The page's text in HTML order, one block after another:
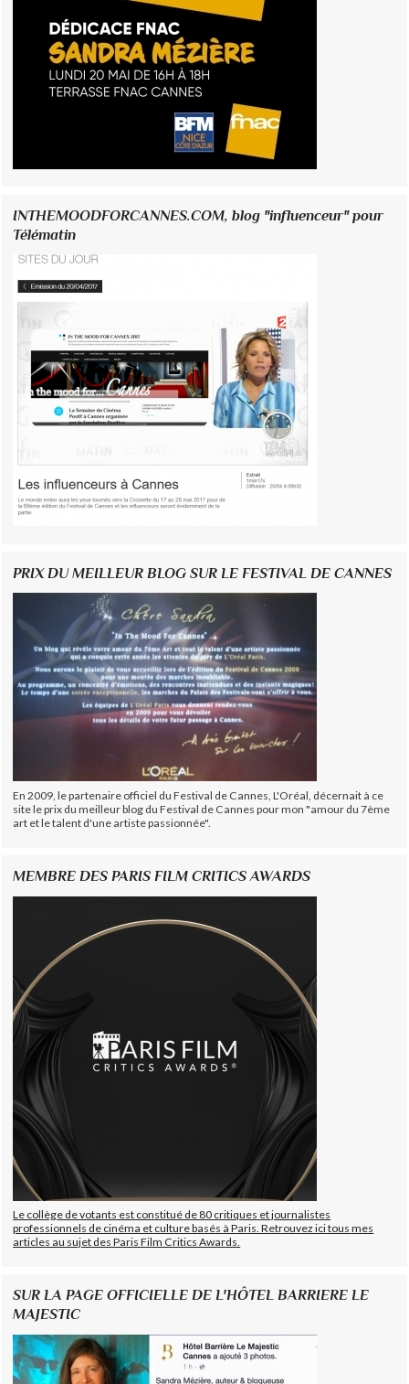
INTHEMOODFORCANNES.COM, blog "influenceur" pour
Télématin
PRIX DU MEILLEUR BLOG SUR LE FESTIVAL DE CANNES
En 2009, le partenaire officiel du Festival de Cannes, L'Oréal, décernait à ce
site le prix du meilleur blog du Festival de Cannes pour mon "amour du 7ème
art et le talent d'une artiste passionnée".
MEMBRE DES PARIS FILM CRITICS AWARDS
Le collège de votants est constitué de 80 critiques et journalistes
professionnels de cinéma et culture basés à Paris. Retrouvez ici tous mes
articles au sujet des Paris Film Critics Awards.
SUR LA PAGE OFFICIELLE DE L'HÔTEL BARRIERE LE
MAJESTIC